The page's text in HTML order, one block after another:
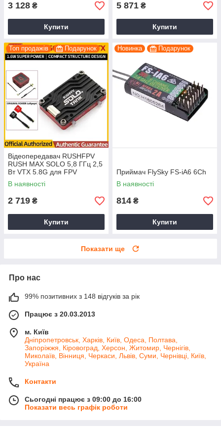
3 128 ₴
Купити
5 871 ₴
Купити
Топ продажів Подарунок
Відеопередавач RUSHFPV
RUSH MAX SOLO 5,8 ГГц 2,5
Вт VTX 5.8G для FPV
квадрокоптера
В наявності
2 719 ₴
Купити
Новинка Подарунок
Приймач FlySky FS-iA6 6Ch
В наявності
814 ₴
Купити
Показати ще
Про нас
99% позитивних з 148 відгуків за рік
Працює з 20.03.2013
м. Київ
Дніпропетровськ, Харків, Київ, Одеса, Полтава,
Запоріжжя, Кіровоград, Херсон, Житомир, Чернігів,
Миколаїв, Вінниця, Черкаси, Львів, Суми, Чернівці, Київ,
Україна
Контакти
Сьогодні працює з 09:00 до 16:00
Показати весь графік роботи